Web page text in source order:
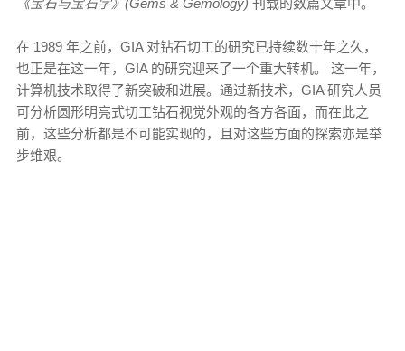
《宝石与宝石学》(Gems & Gemology) 刊载的数篇文章中。
在 1989 年之前，GIA 对钻石切工的研究已持续数十年之久，
也正是在这一年，GIA 的研究迎来了一个重大转机。 这一年，
计算机技术取得了新突破和进展。通过新技术，GIA 研究人员
可分析圆形明亮式切工钻石视觉外观的各方各面，而在此之
前，这些分析都是不可能实现的，且对这些方面的探索亦是举
步维艰。